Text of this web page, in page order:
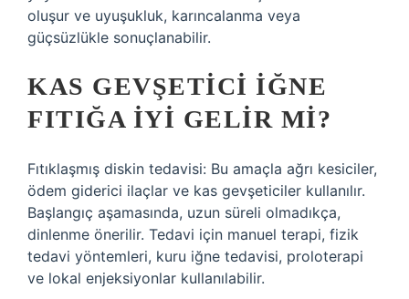
oluşur ve uyuşukluk, karıncalanma veya
güçsüzlükle sonuçlanabilir.
KAS GEVŞETICI IĞNE
FITIĞA IYI GELIR MI?
Fıtıklaşmış diskin tedavisi: Bu amaçla ağrı kesiciler,
ödem giderici ilaçlar ve kas gevşeticiler kullanılır.
Başlangıç ​​aşamasında, uzun süreli olmadıkça,
dinlenme önerilir. Tedavi için manuel terapi, fizik
tedavi yöntemleri, kuru iğne tedavisi, proloterapi
ve lokal enjeksiyonlar kullanılabilir.